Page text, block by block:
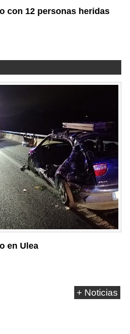
con 12 personas heridas
en Ulea
+ Noticias